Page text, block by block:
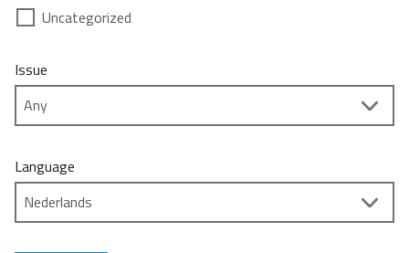
Uncategorized
Issue
Language